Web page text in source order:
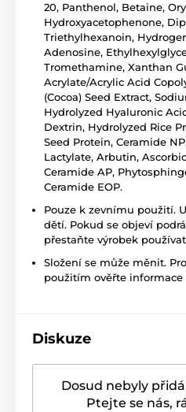
20, Panthenol, Betaine,
Hydroxyacetophenone,
Triethylhexanoin,
Adenosine,
Tromethamine, Xanthan
Acrylate/Acrylic Acid
(Cocoa) Seed Extract,
Hydrolyzed Hyaluronic
Dextrin, Hydrolyzed Rice
Seed Protein, Ceramide
Lactylate, Arbutin,
Ceramide AP,
Ceramide EOP.
Pouze k zevnímu použití.
dětí. Pokud se objeví
přestaňte výrobek
Složení se může měnit.
použitím ověřte informace
Diskuze
Dosud nebyly
Ptejte se nás,